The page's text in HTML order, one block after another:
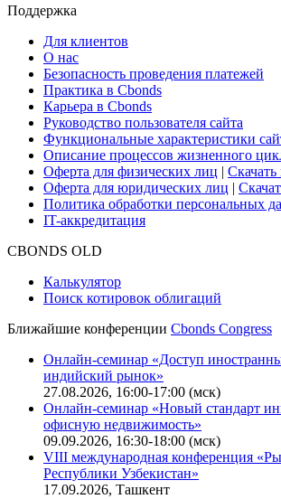
Поддержка
Для клиентов
О нас
Безопасность проведения платежей
Практика в Cbonds
Карьера в Cbonds
Руководство пользователя сайта
Функциональные характеристики
Описание процессов жизненного
Оферта для физических лиц | Скачать
Оферта для юридических лиц |
Политика обработки персональных
IT-аккредитация
CBONDS OLD
Калькулятор
Поиск котировок облигаций
Ближайшие конференции Cbonds Congress
Онлайн-семинар «Доступ
индийский рынок»
27.08.2026, 16:00-17:00 (мск)
Онлайн-семинар «Новый стандарт
офисную недвижимость»
09.09.2026, 16:30-18:00 (мск)
VIII международная конференция
Республики Узбекистан»
17.09.2026, Ташкент